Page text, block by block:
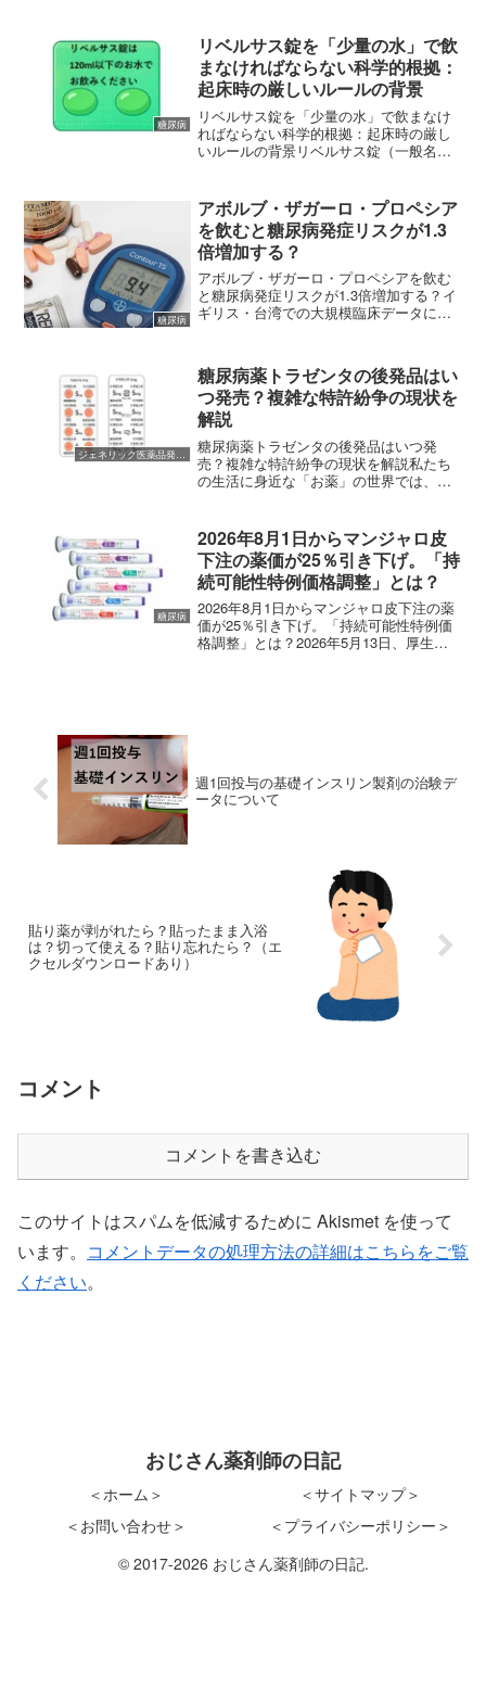
臓病の治療においても、非常に有用な治
療薬として処方さ...
糖尿病
リベルサス錠を「少量の水」で飲
まなければならない科学的根拠：
起床時の厳しいルールの背景
リベルサス錠を「少量の水」で飲まなけ
ればならない科学的根拠：起床時の厳し
いルールの背景リベルサス錠（一般名：
治療薬です。しかし、この薬を服用する
際には「起床時、空腹の状...
糖尿病
アボルブ・ザガーロ・プロペシア
を飲むと糖尿病発症リスクが1.3
倍増加する？
アボルブ・ザガーロ・プロペシアを飲む
と糖尿病発症リスクが1.3倍増加する？イ
ギリス・台湾での大規模臨床データによ
服用により糖尿病発症リスクが増加する
可能性が報告されまし...
ジェネリック医薬品発売開始
糖尿病薬トラゼンタの後発品はい
つ発売？複雑な特許紛争の現状を
解説
糖尿病薬トラゼンタの後発品はいつ発
売？複雑な特許紛争の現状を解説私たち
の生活に身近な「お薬」の世界では、
が服用している「トラゼンタ」という薬
の「ジェネリック医薬品（後発...
糖尿病
2026年8月1日からマンジャロ皮
下注の薬価が25％引き下げ。「持
続可能性特例価格調整」とは？
2026年8月1日からマンジャロ皮下注の薬
価が25％引き下げ。「持続可能性特例価
格調整」とは？2026年5月13日、厚生労
週1回投与の基礎インスリン製剤の治験デ
ータについて
貼り薬が剥がれたら？貼ったまま入浴
は？切って使える？貼り忘れたら？（エ
クセルダウンロードあり）
コメント
コメントを書き込む
このサイトはスパムを低減するために Akismet を使って
います。 コメントデータの処理方法の詳細はこちらをご覧
ください。
おじさん薬剤師の日記
＜ホーム＞
＜サイトマップ＞
＜お問い合わせ＞
＜プライバシーポリシー＞
© 2017-2026 おじさん薬剤師の日記.